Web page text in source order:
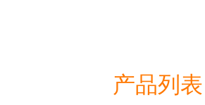
产品列表